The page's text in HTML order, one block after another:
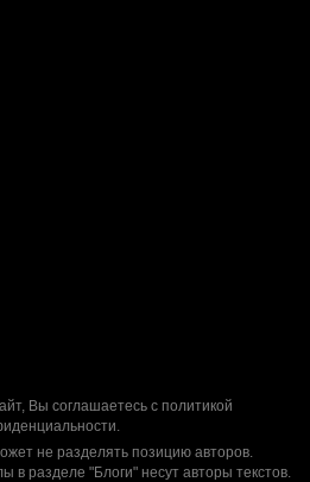
Вы соглашаетесь с политикой
.
не разделять позицию авторов.
в разделе "Блоги" несут авторы текстов.